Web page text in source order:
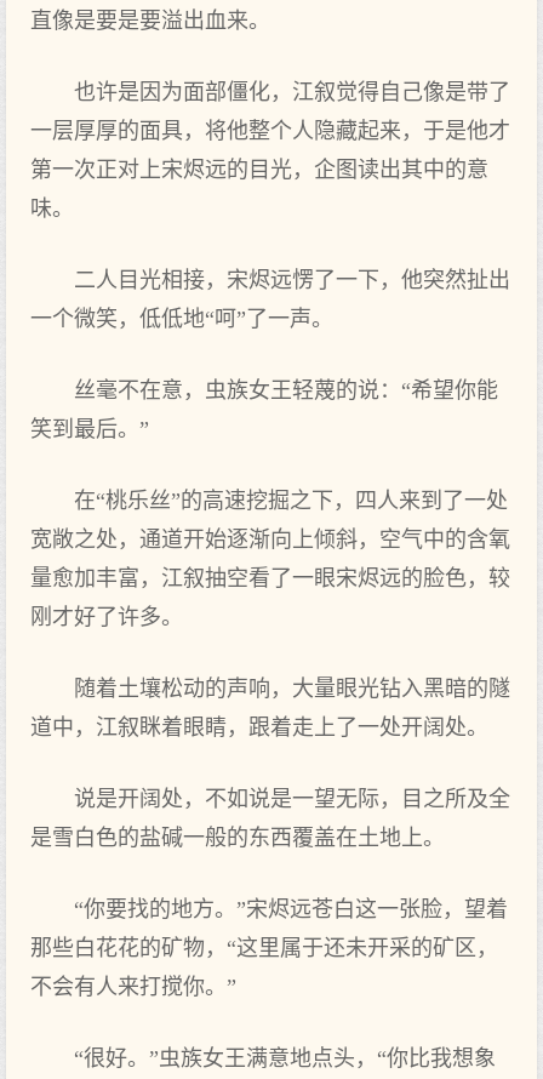
直像是要是要溢出血来。
也许是因为面部僵化，江叙觉得自己像是带了
一层厚厚的面具，将他整个人隐藏起来，于是他才
第一次正对上宋烬远的目光，企图读出其中的意
味。
二人目光相接，宋烬远愣了一下，他突然扯出
一个微笑，低低地“呵”了一声。
丝毫不在意，虫族女王轻蔑的说：“希望你能
笑到最后。”
在“桃乐丝”的高速挖掘之下，四人来到了一处
宽敞之处，通道开始逐渐向上倾斜，空气中的含氧
量愈加丰富，江叙抽空看了一眼宋烬远的脸色，较
刚才好了许多。
随着土壤松动的声响，大量眼光钻入黑暗的隧
道中，江叙眯着眼睛，跟着走上了一处开阔处。
说是开阔处，不如说是一望无际，目之所及全
是雪白色的盐碱一般的东西覆盖在土地上。
“你要找的地方。”宋烬远苍白这一张脸，望着
那些白花花的矿物，“这里属于还未开采的矿区，
不会有人来打搅你。”
“很好。”虫族女王满意地点头，“你比我想象